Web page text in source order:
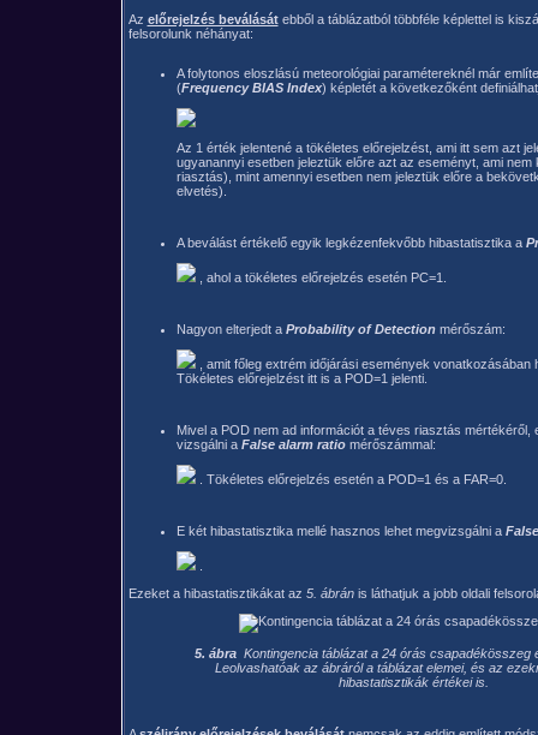
Az előrejelzés beválásátebből a táblázatból többféle képlettel is
felsorolunk néhányat:
A folytonos eloszlású meteorológiai paramétereknél már
(Frequency BIAS Index) képletét a következőként
Az 1 érték jelentené a tökéletes előrejelzést, ami itt sem azt
ugyanannyi esetben jeleztük előre azt az eseményt, ami
riasztás), mint amennyi esetben nem jeleztük előre a
elvetés).
A beválást értékelő egyik legkézenfekvőbb hibastatisztika a
, ahol a tökéletes előrejelzés esetén PC=1.
Nagyon elterjedt a Probability of Detectionmérőszám:
, amit főleg extrém időjárási események vonatkozásában
Tökéletes előrejelzést itt is a POD=1 jelenti.
Mivel a POD nem ad információt a téves riasztás
vizsgálni a False alarm ratiomérőszámmal:
. Tökéletes előrejelzés esetén a POD=1 és a FAR=0.
E két hibastatisztika mellé hasznos lehet megvizsgálni a
.
Ezeket a hibastatisztikákat az 5. ábránis láthatjuk a jobb oldali
5. ábra Kontingencia táblázat a 24 órás csapadékösszeg
Leolvashatóak az ábráról a táblázat elemei, és az
hibastatisztikák értékei is.